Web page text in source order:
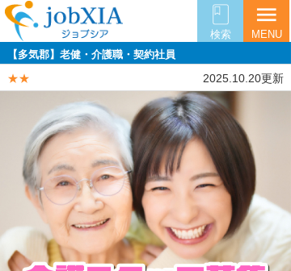
検索
menu
MENU
【多気郡】老健・介護職・契約社員
★★ 2025.10.20更新